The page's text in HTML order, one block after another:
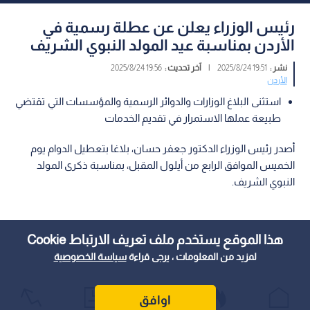
هذا الموقع يستخدم ملف تعريف الارتباط Cookie
لمزيد من المعلومات ، يرجى قراءةسياسة الخصوصية
اوافق
رئيس الوزراء يعلن عن عطلة رسمية في
الأردن بمناسبة عيد المولد النبوي الشريف
نشر : 19:51 2025/8/24
| آخر تحديث :19:56 2025/8/24
الأردن
استثنى البلاغ الوزارات والدوائر الرسمية والمؤسسات التي تقتضي
طبيعة عملها الاستمرار في تقديم الخدمات
أصدر رئيس الوزراء الدكتور جعفر حسان، بلاغا بتعطيل الدوام يوم
الخميس الموافق الرابع من أيلول المقبل، بمناسبة ذكرى المولد
النبوي الشريف.